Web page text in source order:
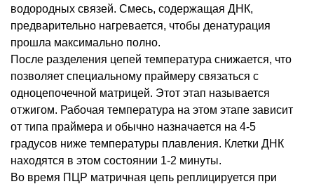
водородных связей. Смесь, содержащая ДНК,
предварительно нагревается, чтобы денатурация
прошла максимально полно.
После разделения цепей температура снижается, что
позволяет специальному праймеру связаться с
одноцепочечной матрицей. Этот этап называется
отжигом. Рабочая температура на этом этапе зависит
от типа праймера и обычно назначается на 4-5
градусов ниже температуры плавления. Клетки ДНК
находятся в этом состоянии 1-2 минуты.
Во время ПЦР матричная цепь реплицируется при